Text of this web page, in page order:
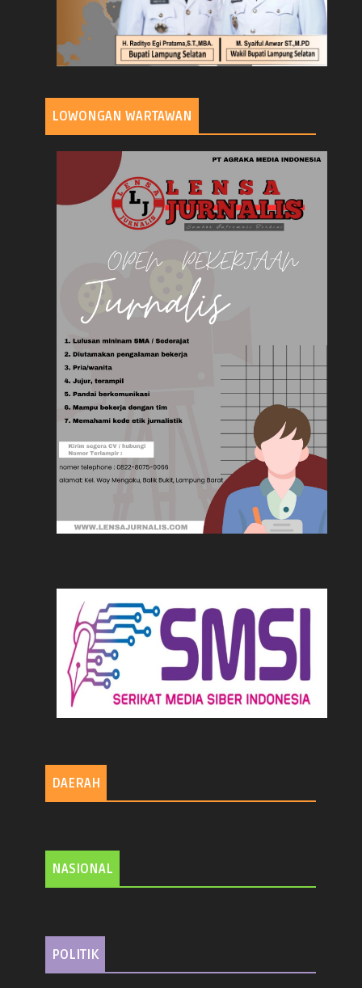
LOWONGAN WARTAWAN
DAERAH
NASIONAL
POLITIK